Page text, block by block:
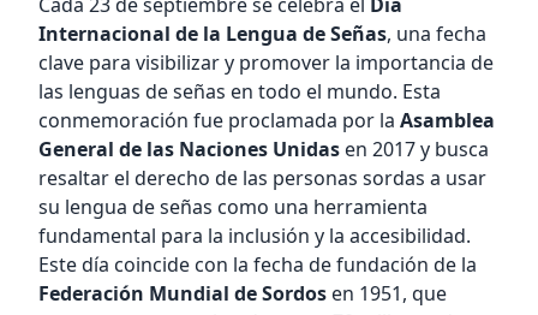
Internacional de la Lengua de Señas, una fecha
clave para visibilizar y promover la importancia de
las lenguas de señas en todo el mundo. Esta
conmemoración fue proclamada por la Asamblea
General de las Naciones Unidas en 2017 y busca
resaltar el derecho de las personas sordas a usar
su lengua de señas como una herramienta
fundamental para la inclusión y la accesibilidad.
Este día coincide con la fecha de fundación de la
Federación Mundial de Sordos en 1951, que